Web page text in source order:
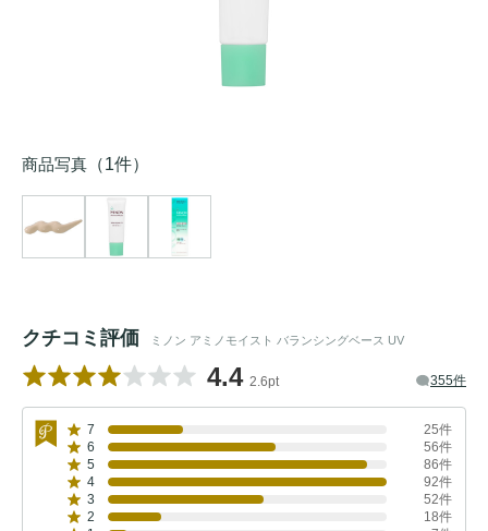
商品写真 （1件）
クチコミ評価 ミノン アミノモイスト バランシングベース UV
4.4 2.6pt 355件
7
25件
6
56件
5
86件
4
92件
3
52件
2
18件